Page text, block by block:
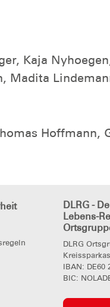
Kaja
Madita
Hoffmann,
DLRG -
Lebens-
DLRG
IBAN: DE60
BIC: